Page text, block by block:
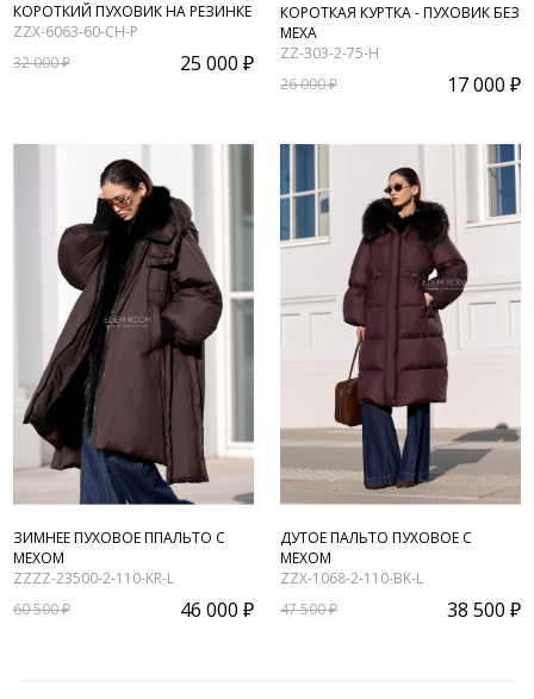
КОРОТКИЙ ПУХОВИК НА РЕЗИНКЕ
ZZX-6063-60-CH-P
32 000 ₽
25 000 ₽
КОРОТКАЯ КУРТКА - ПУХОВИК БЕЗ
МЕХА
ZZ-303-2-75-H
26 000 ₽
17 000 ₽
ЗИМНЕЕ ПУХОВОЕ ППАЛЬТО С
МЕХОМ
ZZZZ-23500-2-110-KR-L
60 500 ₽
46 000 ₽
ДУТОЕ ПАЛЬТО ПУХОВОЕ С
МЕХОМ
ZZX-1068-2-110-BK-L
47 500 ₽
38 500 ₽